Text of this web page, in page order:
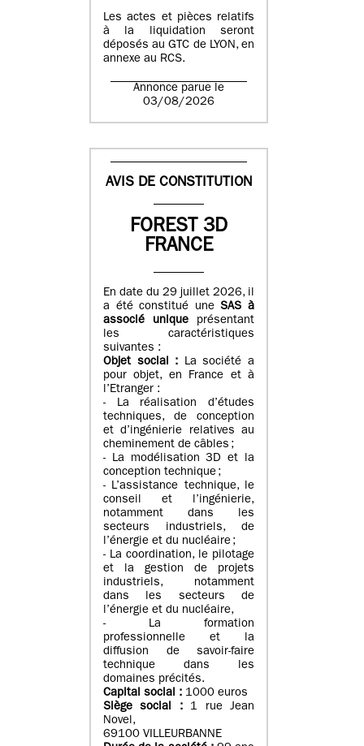
Les actes et pièces relatifs
à la liquidation seront
déposés au GTC de LYON, en
annexe au RCS.
Annonce parue le
03/08/2026
AVIS DE CONSTITUTION
FOREST 3D
FRANCE
En date du 29 juillet 2026, il
a été constitué uneSAS à
associé unique présentant
les caractéristiques
suivantes :
Objet social : La société a
pour objet, en France et à
l’Etranger :
- La réalisation d’études
techniques, de conception
et d’ingénierie relatives au
cheminement de câbles ;
- La modélisation 3D et la
conception technique ;
- L’assistance technique, le
conseil et l’ingénierie,
notamment dans les
secteurs industriels, de
l’énergie et du nucléaire ;
- La coordination, le pilotage
et la gestion de projets
industriels, notamment
dans les secteurs de
l’énergie et du nucléaire,
- La formation
professionnelle et la
diffusion de savoir-faire
technique dans les
domaines précités.
Capital social : 1000 euros
Siège social :1 rue Jean
Novel,
69100 VILLEURBANNE